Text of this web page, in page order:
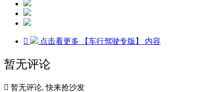
 点击看更多 【车行驾驶专版】 内容
暂无评论
 暂无评论, 快来抢沙发